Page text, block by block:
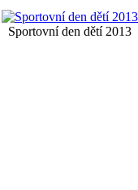
Sportovní den dětí 2013